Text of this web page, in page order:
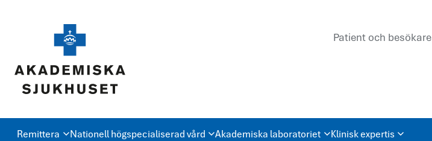
Patient och besökare
Remittera Nationell högspecialiserad vård Akademiska laboratoriet Klinisk expertis